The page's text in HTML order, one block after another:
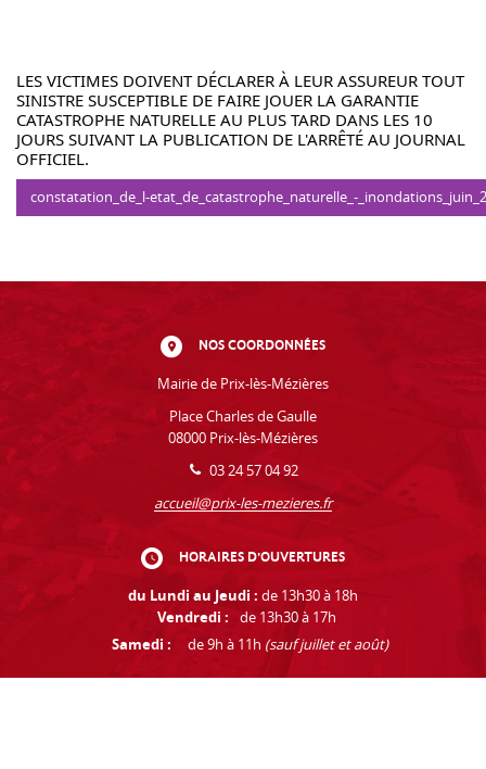
LES VICTIMES DOIVENT DÉCLARER À LEUR ASSUREUR TOUT
SINISTRE SUSCEPTIBLE DE FAIRE JOUER LA GARANTIE
CATASTROPHE NATURELLE AU PLUS TARD DANS LES 10
JOURS SUIVANT LA PUBLICATION DE L'ARRÊTÉ AU JOURNAL
OFFICIEL.
constatation_de_l-etat_de_catastrophe_naturelle_-
NOS COORDONNÉES
Mairie de Prix-lès-Mézières
Place Charles de Gaulle
08000 Prix-lès-Mézières
03 24 57 04 92
accueil@prix-les-mezieres.fr
HORAIRES D'OUVERTURES
du Lundi au Jeudi : de 13h30 à 18h
Vendredi :
de 13h30 à 17h
Samedi :
de 9h à 11h (sauf juillet et août)